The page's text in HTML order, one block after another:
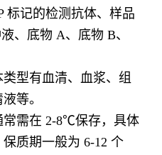
标记的检测抗体、样品
、底物 A、底物 B、
型有血清、血浆、组
等。
常需在 2-8℃保存，具体
质期一般为 6-12 个